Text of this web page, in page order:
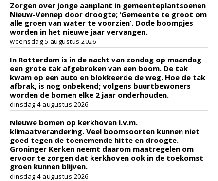
Zorgen over jonge aanplant in gemeenteplantsoenen
Nieuw-Vennep door droogte; ‘Gemeente te groot om
alle groen van water te voorzien’. Dode boompjes
worden in het nieuwe jaar vervangen.
woensdag 5 augustus 2026
In Rotterdam is in de nacht van zondag op maandag
een grote tak afgebroken van een boom. De tak
kwam op een auto en blokkeerde de weg. Hoe de tak
afbrak, is nog onbekend; volgens buurtbewoners
worden de bomen elke 2 jaar onderhouden.
dinsdag 4 augustus 2026
Nieuwe bomen op kerkhoven i.v.m.
klimaatverandering. Veel boomsoorten kunnen niet
goed tegen de toenemende hitte en droogte.
Groninger Kerken neemt daarom maatregelen om
ervoor te zorgen dat kerkhoven ook in de toekomst
groen kunnen blijven.
dinsdag 4 augustus 2026